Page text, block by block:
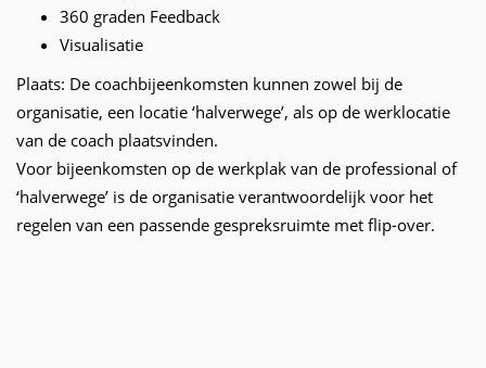
360 graden Feedback
Visualisatie
Plaats: De coachbijeenkomsten kunnen zowel bij de
organisatie, een locatie ‘halverwege’, als op de werklocatie
van de coach plaatsvinden.
Voor bijeenkomsten op de werkplak van de professional of
‘halverwege’ is de organisatie verantwoordelijk voor het
regelen van een passende gespreksruimte met flip-over.